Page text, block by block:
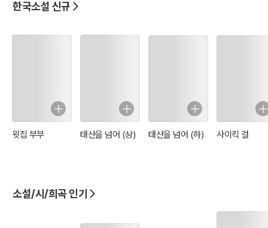
한국소설 신규
윗집 부부 태산을 넘어 (상) 태산을 넘어 (하) 사이킥 걸
소설/시/희곡 인기